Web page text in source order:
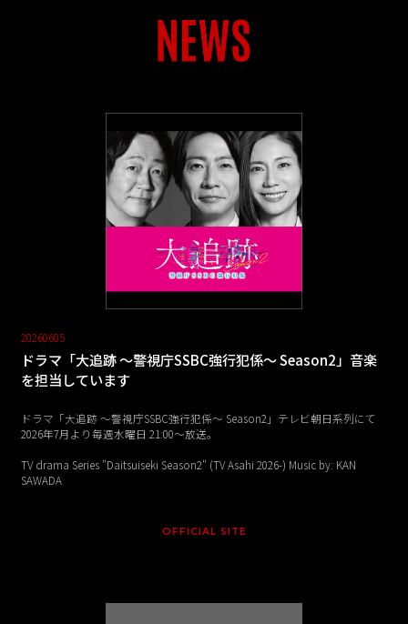
20260605
ドラマ「大追跡 ～警視庁SSBC強行犯係～ Season2」音楽
を担当しています
ドラマ「大追跡 ～警視庁SSBC強行犯係～ Season2」テレビ朝日系列にて
2026年7月より毎週水曜日 21:00〜放送。
TV drama Series "Daitsuiseki Season2" (TV Asahi 2026-) Music by: KAN
SAWADA
OFFICIAL SITE